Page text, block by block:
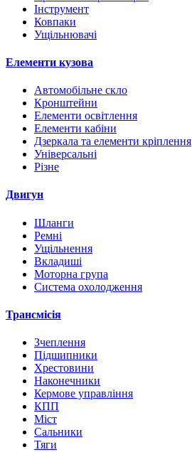
Інструмент
Ковпаки
Ущільнювачі
Елементи кузова
Автомобільне скло
Кронштейни
Елементи освітлення
Елементи кабіни
Дзеркала та елементи кріплення
Універсальні
Різне
Двигун
Шланги
Ремні
Ущільнення
Вкладиші
Моторна група
Система охолодження
Трансмісія
Зчеплення
Підшипники
Хрестовини
Наконечники
Кермове управління
КПП
Міст
Сальники
Тяги